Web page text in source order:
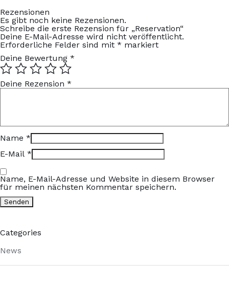
Rezensionen
Es gibt noch keine Rezensionen.
Schreibe die erste Rezension für „Reservation“
Deine E-Mail-Adresse wird nicht veröffentlicht.
Erforderliche Felder sind mit * markiert
Deine Bewertung *
Deine Rezension *
Name *
E-Mail *
Name, E-Mail-Adresse und Website in diesem Browser
für meinen nächsten Kommentar speichern.
Categories
News